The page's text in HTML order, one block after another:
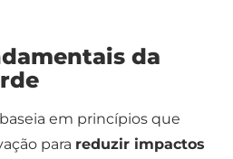
da
em princípios que
para reduzir impactos